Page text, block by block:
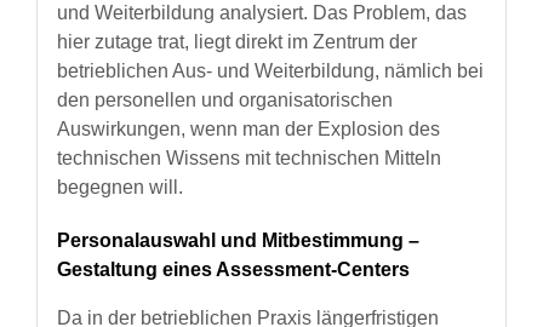
und Weiterbildung analysiert. Das Problem, das
hier zutage trat, liegt direkt im Zentrum der
betrieblichen Aus- und Weiterbildung, nämlich bei
den personellen und organisatorischen
Auswirkungen, wenn man der Explosion des
technischen Wissens mit technischen Mitteln
begegnen will.
Personalauswahl und Mitbestimmung –
Gestaltung eines Assessment-Centers
Da in der betrieblichen Praxis längerfristigen